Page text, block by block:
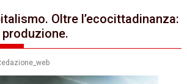
Oltre l’ecocittadinanza: